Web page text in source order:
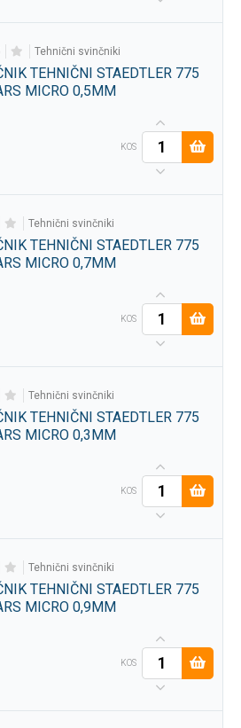
tehnični svinčniki
TEHNIČNI STAEDTLER 775
MICRO 0,5MM
KOS
tehnični svinčniki
TEHNIČNI STAEDTLER 775
MICRO 0,7MM
KOS
tehnični svinčniki
TEHNIČNI STAEDTLER 775
MICRO 0,3MM
KOS
tehnični svinčniki
TEHNIČNI STAEDTLER 775
MICRO 0,9MM
KOS